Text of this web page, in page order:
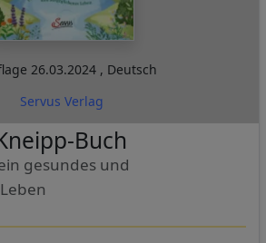
26.03.2024 , Deutsch
Servus Verlag
Buch
gesundes und